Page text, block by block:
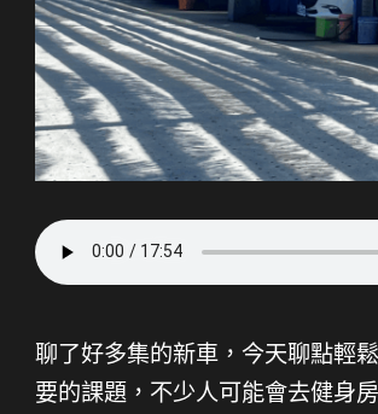
聊了好多集的新車，今天聊點輕
要的課題，不少人可能會去健身